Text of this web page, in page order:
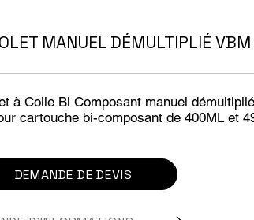
MANUEL DÉMULTIPLIÉ
à Colle Bi Composant manuel
cartouche bi-composant de 400ML et
DEMANDE DE DEVIS